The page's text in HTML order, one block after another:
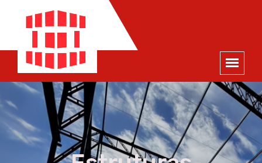
×
ORÇAMENTO
NOME *